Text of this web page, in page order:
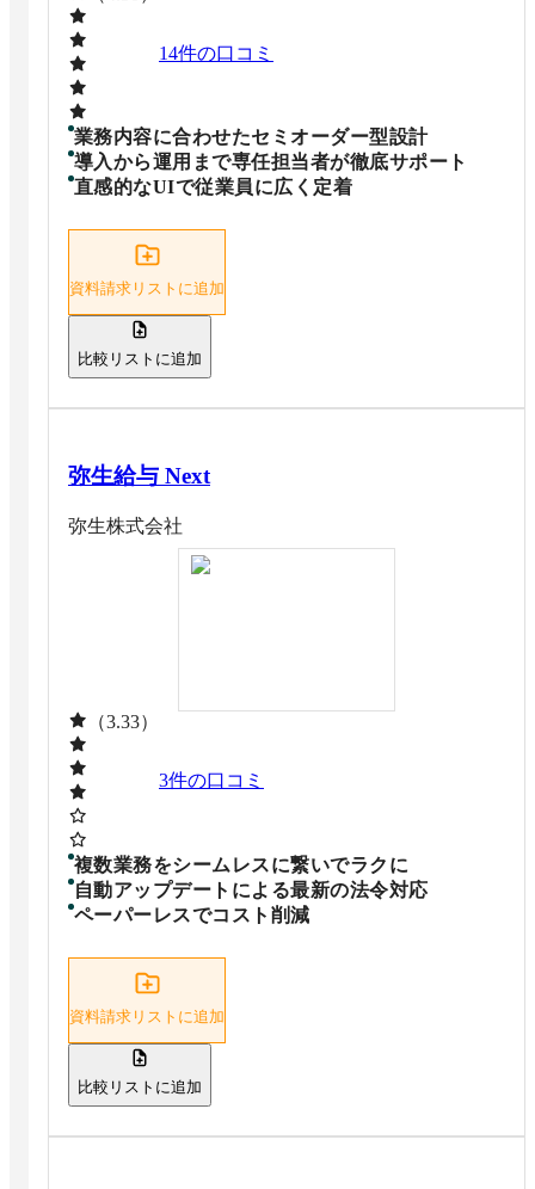
14件の口コミ
業務内容に合わせたセミオーダー型設計
導入から運用まで専任担当者が徹底サポート
直感的なUIで従業員に広く定着
資料請求リストに追加
比較リストに追加
弥生給与 Next
弥生株式会社
（3.33）
3件の口コミ
複数業務をシームレスに繋いでラクに
自動アップデートによる最新の法令対応
ペーパーレスでコスト削減
資料請求リストに追加
比較リストに追加